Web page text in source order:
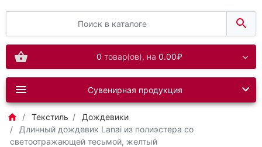
0 товар(ов), на 0.00₽
Сувенирная продукция
Текстиль
Дождевики
Длинный дождевик Lanai из полиэстера со
светоотражающей тесьмой, желтый